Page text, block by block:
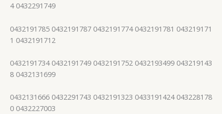
4 0432291749
0432191785 0432191787 0432191774 0432191781 043219171
1 0432191712
0432191734 0432191749 0432191752 0432193499 043219143
8 0432131699
0432131666 0432291743 0432191323 0433191424 043228178
0 0432227003